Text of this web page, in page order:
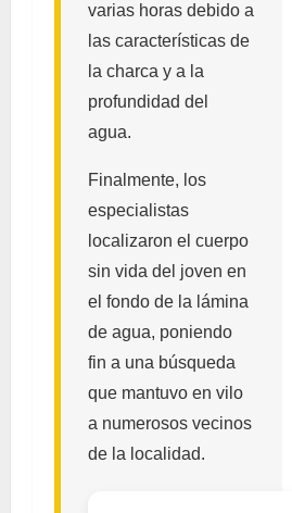
varias horas debido a
las características de
la charca y a la
profundidad del
agua.
Finalmente, los
especialistas
localizaron el cuerpo
sin vida del joven en
el fondo de la lámina
de agua, poniendo
fin a una búsqueda
que mantuvo en vilo
a numerosos vecinos
de la localidad.